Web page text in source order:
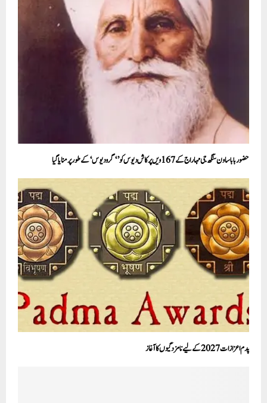
حضور بابا ساون سنگھ جی مہاراج کے 167ویں پرکاش دیوس کو’ ‘گرو دیوس‘ کے طور پر منایا گیا
پدم اعزازات 2027 کے لیے نامزدگیوں کا آغاز